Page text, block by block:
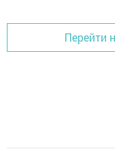
Перейти